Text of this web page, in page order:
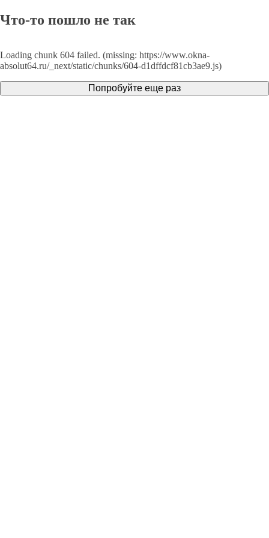
Что-то пошло не так
Loading chunk 604 failed. (missing: https://www.okna-
absolut64.ru/_next/static/chunks/604-d1dffdcf81cb3ae9.js)
Попробуйте еще раз